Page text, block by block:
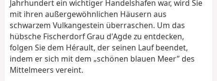
Jahrhundert ein wichtiger Handelshafen war, wird Sie
mit ihren außergewöhnlichen Häusern aus
schwarzem Vulkangestein überraschen. Um das
hübsche Fischerdorf Grau d'Agde zu entdecken,
folgen Sie dem Hérault, der seinen Lauf beendet,
indem er sich mit dem „schönen blauen Meer” des
Mittelmeers vereint.